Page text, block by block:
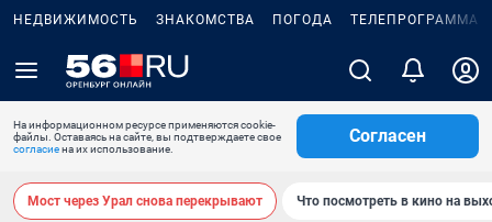
НЕДВИЖИМОСТЬ ЗНАКОМСТВА ПОГОДА ТЕЛЕПРОГРАММА
На информационном ресурсе применяются cookie-
файлы. Оставаясь на сайте, вы подтверждаете свое
согласиена их использование.
Согласен
Мост через Урал снова перекрывают Что посмотреть в кино на